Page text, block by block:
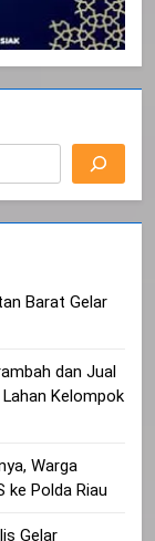
Barat Gelar
dan Jual
Kelompok
Warga
ke Polda Riau
Gelar